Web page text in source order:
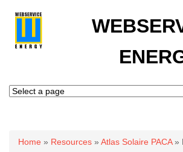
You are here
Home » Resources » Atlas Solaire PACA»